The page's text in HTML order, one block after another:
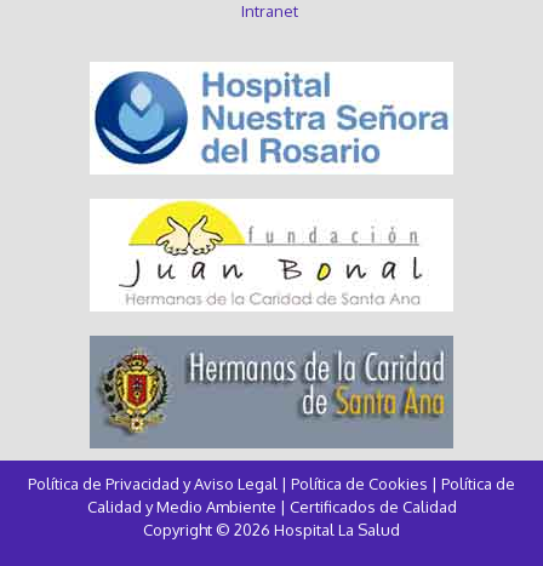
Intranet
Política de Privacidad y Aviso Legal | Política de Cookies | Política de
Calidad y Medio Ambiente | Certificados de Calidad
Copyright © 2026 Hospital La Salud